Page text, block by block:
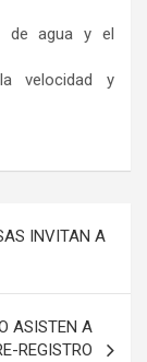
de agua y el
velocidad y
INVITAN A
ASISTEN A
REGISTRO